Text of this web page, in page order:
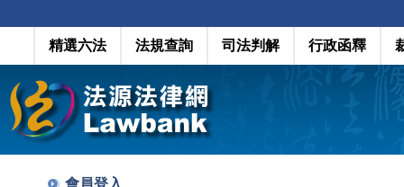
精選六法 法規查詢 司法判解 行政函釋
會員登入